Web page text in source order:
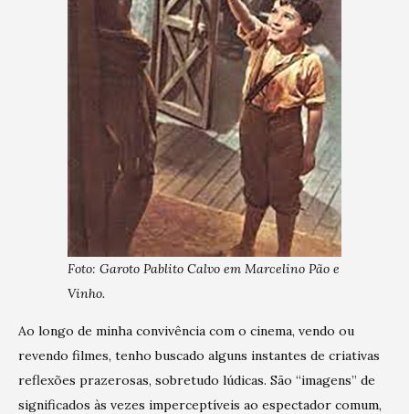
Foto: Garoto Pablito Calvo em Marcelino Pão e
Vinho.
Ao longo de minha convivência com o cinema, vendo ou
revendo filmes, tenho buscado alguns instantes de criativas
reflexões prazerosas, sobretudo lúdicas. São “imagens” de
significados às vezes imperceptíveis ao espectador comum,